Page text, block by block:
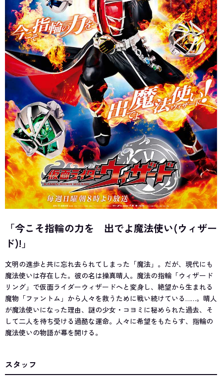
「今こそ指輪の力を 出でよ魔法使い(ウィザー
ド)!」
文明の進歩と共に忘れ去られてしまった「魔法」。だが、現代にも
魔法使いは存在した。彼の名は操真晴人。魔法の指輪「ウィザード
リング」で仮面ライダーウィザードへと変身し、絶望から生まれる
魔物「ファントム」から人々を救うために戦い続けている……。晴人
が魔法使いになった理由、謎の少女・コヨミに秘められた過去、そ
して二人を待ち受ける過酷な運命。人々に希望をもたらす、指輪の
魔法使いの物語が幕を開ける。
スタッフ